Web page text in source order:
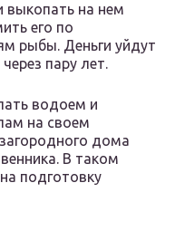
выкопать на нем
его по
рыбы. Деньги уйдут
пару лет.
водоем и
на своем
дома
В таком
подготовку